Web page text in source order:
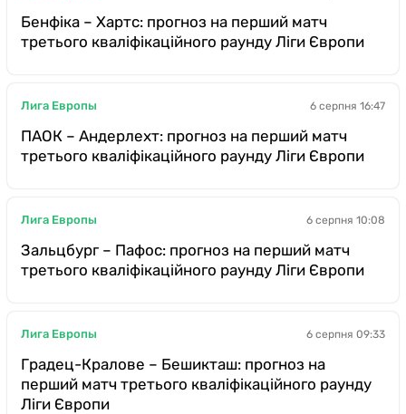
Бенфіка – Хартс: прогноз на перший матч
третього кваліфікаційного раунду Ліги Європи
Лига Европы 6 серпня 16:47
ПАОК – Андерлехт: прогноз на перший матч
третього кваліфікаційного раунду Ліги Європи
Лига Европы 6 серпня 10:08
Зальцбург – Пафос: прогноз на перший матч
третього кваліфікаційного раунду Ліги Європи
Лига Европы 6 серпня 09:33
Градец-Кралове – Бешикташ: прогноз на
перший матч третього кваліфікаційного раунду
Ліги Європи